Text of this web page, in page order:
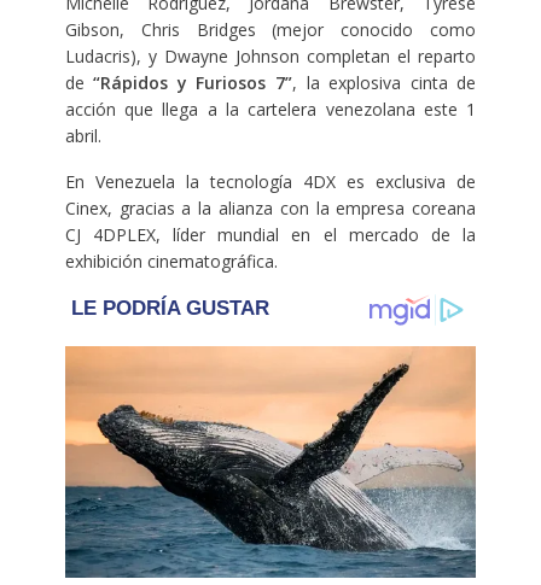
Gibson, Chris Bridges (mejor conocido como
Ludacris), y Dwayne Johnson completan el reparto
de“Rápidos y Furiosos 7”, la explosiva cinta de
acción que llega a la cartelera venezolana este 1
abril.
En Venezuela la tecnología 4DX es exclusiva de
Cinex, gracias a la alianza con la empresa coreana
CJ 4DPLEX, líder mundial en el mercado de la
exhibición cinematográfica.